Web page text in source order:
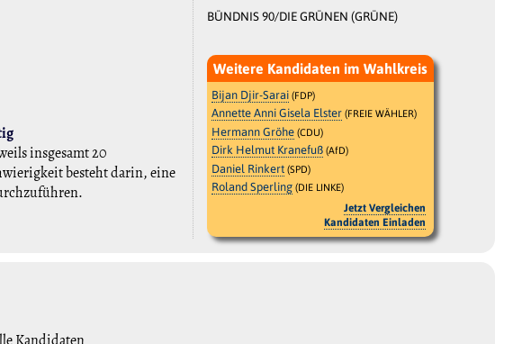
insgesamt 20
besteht darin, eine
BÜNDNIS 90/DIE GRÜNEN (GRÜNE)
Weitere Kandidaten im Wahlkreis
Bijan Djir-Sarai (FDP)
Annette Anni Gisela Elster (FREIE WÄHLER)
Hermann Gröhe (CDU)
Dirk Helmut Kranefuß (AfD)
Daniel Rinkert (SPD)
Roland Sperling (DIE LINKE)
Jetzt Vergleichen
Kandidaten Einladen